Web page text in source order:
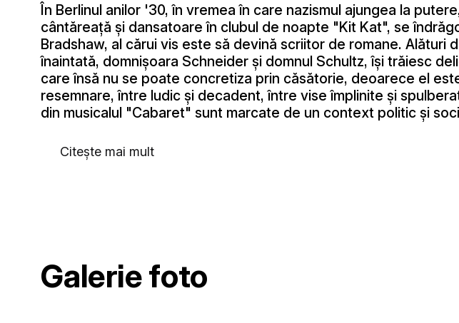
În Berlinul anilor '30, în vremea în care nazismul ajungea la
cântăreață şi dansatoare în clubul de noapte "Kit Kat", se
Bradshaw, al cărui vis este să devină scriitor de romane. Alături
înaintată, domnişoara Schneider şi domnul Schultz, îşi trăiesc
care însă nu se poate concretiza prin căsătorie, deoarece el
resemnare, între ludic și decadent, între vise împlinite și
din musicalul "Cabaret" sunt marcate de un context politic şi
Citește mai mult
Galerie foto